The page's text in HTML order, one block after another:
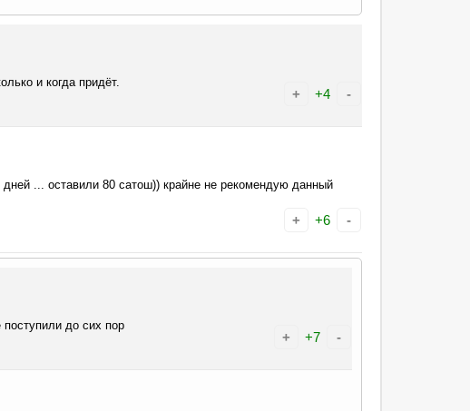
и когда придёт.
+ +4 -
... оставили 80 сатош)) крайне не рекомендую данный
+ +6 -
до сих пор
+ +7 -